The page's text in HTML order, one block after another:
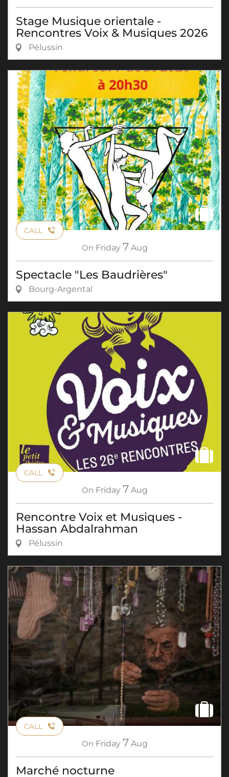
Stage Musique orientale -
Rencontres Voix & Musiques 2026
Pélussin
CALL
On Friday 7 Aug
Spectacle "Les Baudrières"
Bourg-Argental
CALL
On Friday 7 Aug
Rencontre Voix et Musiques -
Hassan Abdalrahman
Pélussin
CALL
On Friday 7 Aug
Marché nocturne